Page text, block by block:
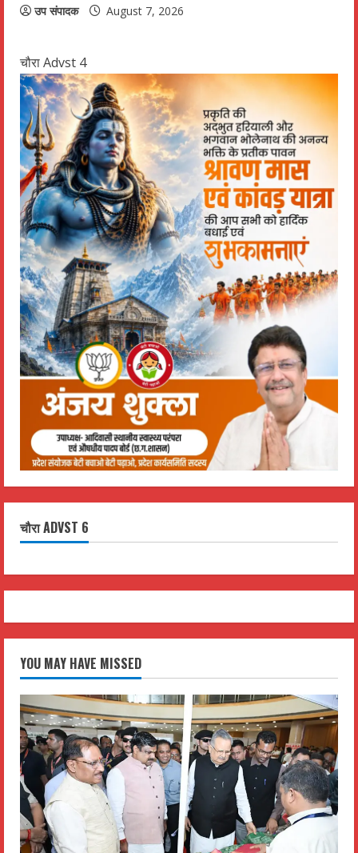
उप संपादक August 7, 2026
चौरा Advst 4
चौरा ADVST 6
YOU MAY HAVE MISSED